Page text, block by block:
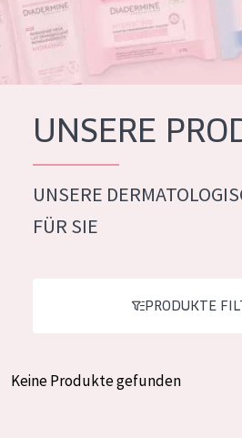
PRODUKTTYP
Feuchtigkeit und Ausstrahlung
Hautregeneration
PRODUKTTYP
ALLE PRODUKTE
inhaltsstoffe
Über uns
Inspiration
Kontakt
French
UNSERE
UNSERE
FÜR SIE
PRODUKTE
Keine Produkte gefunden